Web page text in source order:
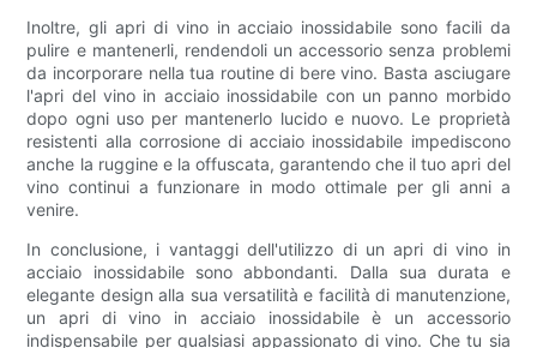
Inoltre, gli apri di vino in acciaio inossidabile sono facili da
pulire e mantenerli, rendendoli un accessorio senza problemi
da incorporare nella tua routine di bere vino. Basta asciugare
l'apri del vino in acciaio inossidabile con un panno morbido
dopo ogni uso per mantenerlo lucido e nuovo. Le proprietà
resistenti alla corrosione di acciaio inossidabile impediscono
anche la ruggine e la offuscata, garantendo che il tuo apri del
vino continui a funzionare in modo ottimale per gli anni a
venire.
In conclusione, i vantaggi dell'utilizzo di un apri di vino in
acciaio inossidabile sono abbondanti. Dalla sua durata e
elegante design alla sua versatilità e facilità di manutenzione,
un apri di vino in acciaio inossidabile è un accessorio
indispensabile per qualsiasi appassionato di vino. Che tu sia